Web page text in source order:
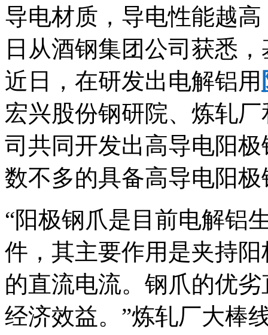
导电材质，导电性能越
日从酒钢集团公司获悉
近日，在研发出电解铝用
宏兴股份钢研院、炼轧
司共同开发出高导电阳
数不多的具备高导电阳
“阳极钢爪是目前电解铝
件，其主要作用是夹持
的直流电流。钢爪的优
经济效益。”炼轧厂大棒